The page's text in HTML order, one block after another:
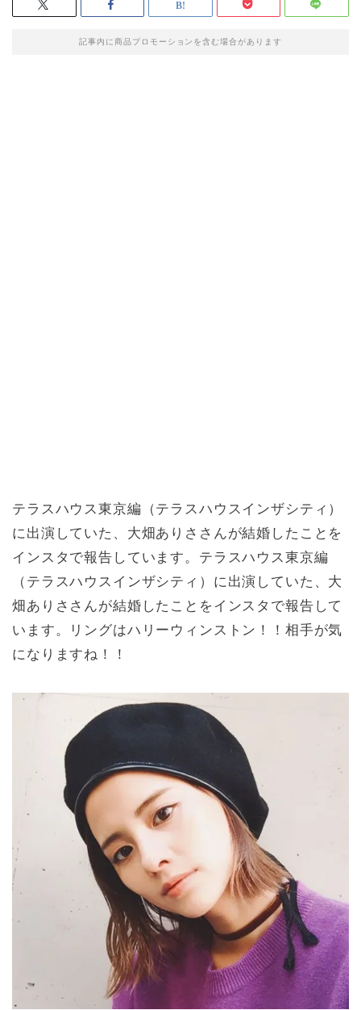
記事内に商品プロモーションを含む場合があります
テラスハウス東京編（テラスハウスインザシティ）
に出演していた、大畑ありささんが結婚したことを
インスタで報告しています。テラスハウス東京編
（テラスハウスインザシティ）に出演していた、大
畑ありささんが結婚したことをインスタで報告して
います。リングはハリーウィンストン！！相手が気
になりますね！！